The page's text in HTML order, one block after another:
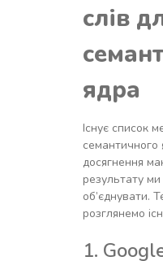
слів
ядра
Існує список
семантичного
досягнення
результату
об’єднувати.
розглянемо
1.